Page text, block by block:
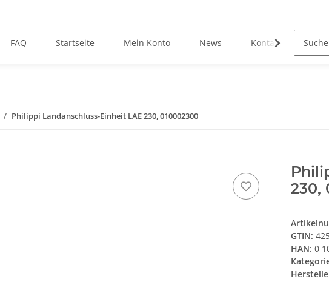
FAQ Startseite Mein Konto News Kontakt
Philippi Landanschluss-Einheit LAE 230, 010002300
230,
GTIN:
HAN: 0